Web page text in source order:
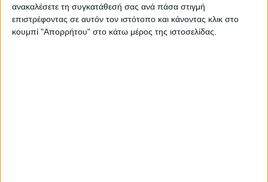
ανακαλέσετε τη συγκατάθεσή σας ανά πάσα στιγμή
επιστρέφοντας σε αυτόν τον ιστότοπο και κάνοντας κλικ στο
κουμπί "Απορρήτου" στο κάτω μέρος της ιστοσελίδας.